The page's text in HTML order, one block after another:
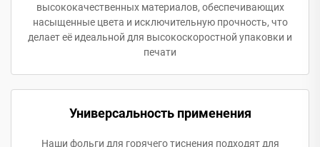
высококачественных материалов, обеспечивающих
насыщенные цвета и исключительную прочность, что
делает её идеальной для высокоскоростной упаковки и
печати
Универсальность применения
Наши фольги для горячего тиснения подходят для